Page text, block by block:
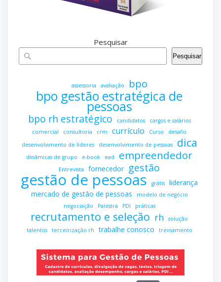
Pesquisar
Pesquisar
assessoria avaliação bpo
bpo gestão estratégica de
pessoas
bpo rh estratégico candidatos
cargos e salários
comercial
consultoria crm currículo Curso
desafio
desenvolvimento de líderes
desenvolvimento de pessoas dica
dinâmicas de grupo e-book ead empreendedor
Entrevista fornecedor gestão
gestão de pessoas grátis
liderança
mercado de gestão de pessoas
modelo de negócio
negociação
Palestra PDI práticas
recrutamento e seleção rh
solução
talentos
terceirização rh trabalhe conosco treinamento